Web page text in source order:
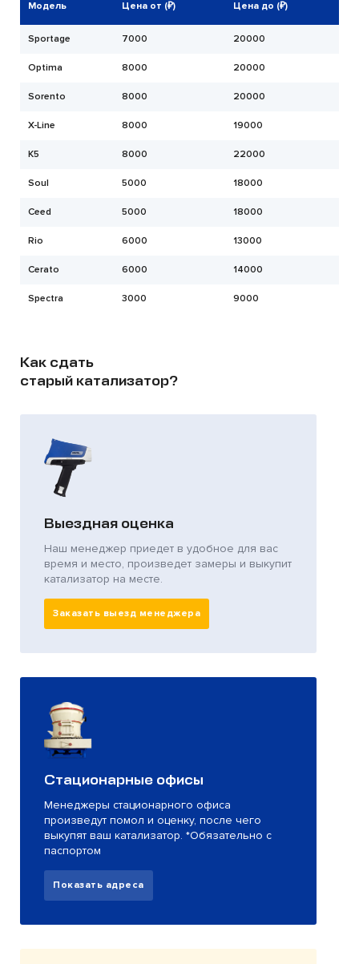
Модель Цена от (₽) Цена до (₽)
Sportage 7000 20000
Optima 8000 20000
Sorento 8000 20000
X-Line 8000 19000
K5 8000 22000
Soul 5000 18000
Ceed 5000 18000
Rio 6000 13000
Cerato 6000 14000
Spectra 3000 9000
Как сдать
старый катализатор?
Выездная оценка
Наш менеджер приедет в удобное для вас
время и место, произведет замеры и выкупит
катализатор на месте.
Заказать выезд менеджера
Стационарные офисы
Менеджеры стационарного офиса
произведут помол и оценку, после чего
выкупят ваш катализатор. *Обязательно с
паспортом
Показать адреса